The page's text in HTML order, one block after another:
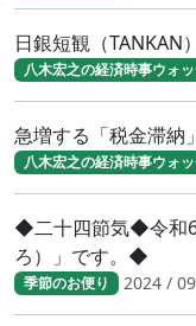
日銀短観（TANKAN）
八木宏之の経済時事ウォ
急増する「税金滞納
八木宏之の経済時事ウォ
◆二十四節気◆令和6
ろ）」です。◆
季節のお便り 2024 /